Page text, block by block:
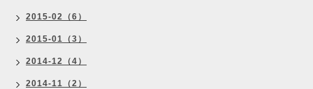
2015-02（6）
2015-01（3）
2014-12（4）
2014-11（2）